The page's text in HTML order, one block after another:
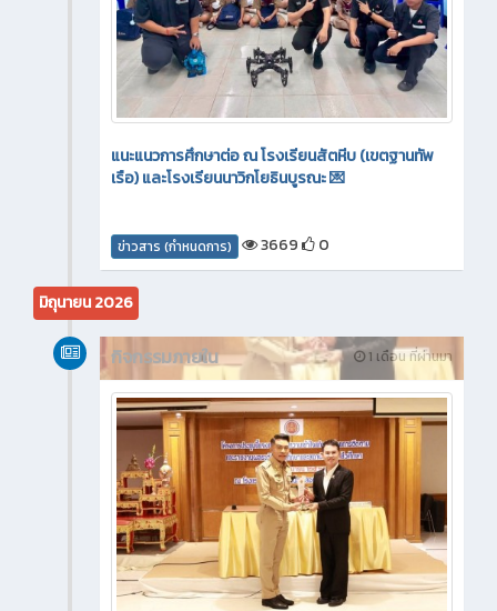
แนะแนวการศึกษาต่อ ณ โรงเรียนสัตหีบ (เขตฐานทัพ
เรือ) และโรงเรียนนาวิกโยธินบูรณะ 💌
ข่าวสาร (กำหนดการ) 3669 0
มิถุนายน 2026
1 เดือน ที่ผ่านมา
กิจกรรมภายใน